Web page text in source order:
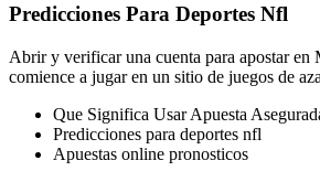
Predicciones Para Deportes Nfl
Abrir y verificar una cuenta para apostar en
comience a jugar en un sitio de juegos de
Que Significa Usar Apuesta
Predicciones para deportes nfl
Apuestas online pronosticos